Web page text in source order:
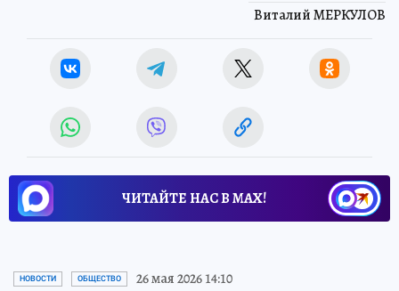
Виталий МЕРКУЛОВ
ЧИТАЙТЕ НАС В МАХ!
НОВОСТИ ОБЩЕСТВО 26 мая 2026 14:10